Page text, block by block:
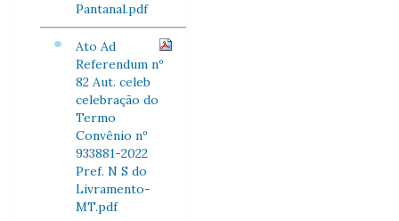
Pantanal.pdf
Ato Ad
Referendum nº
82 Aut. celeb
celebração do
Termo
Convênio nº
933881-2022
Pref. N S do
Livramento-
MT.pdf